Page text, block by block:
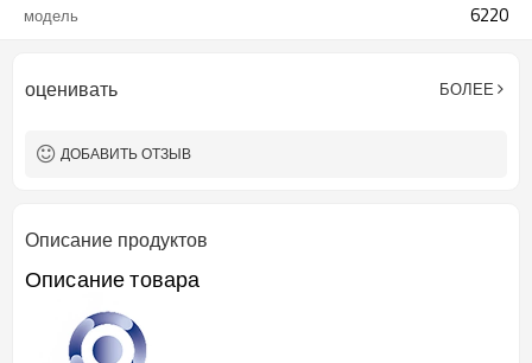
модель 6220
оценивать БОЛЕЕ
ДОБАВИТЬ ОТЗЫВ
Описание продуктов
Описание товара